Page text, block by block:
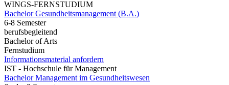
WINGS-FERNSTUDIUM
Bachelor Gesundheitsmanagement (B.A.)
6-8 Semester
berufsbegleitend
Bachelor of Arts
Fernstudium
Informationsmaterial anfordern
IST - Hochschule für Management
Bachelor Management im Gesundheitswesen